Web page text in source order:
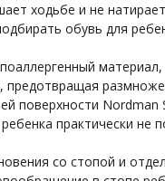
ходьбе и не
обувь для
предотвращая
поверхности Nordman
практически не
со стопой и